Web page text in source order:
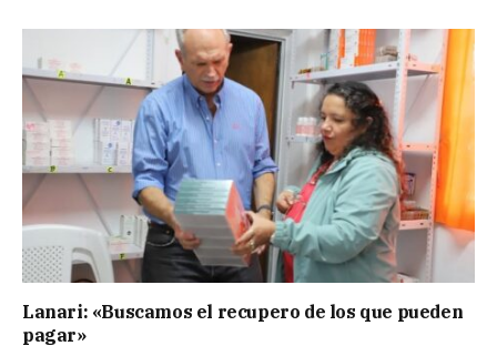
Lanari: «Buscamos el recupero de los que pueden
pagar»